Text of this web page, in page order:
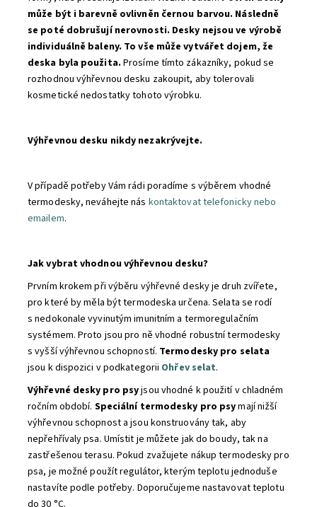
může být i barevně ovlivněn černou barvou. Následně
se poté dobrušují nerovnosti. Desky nejsou ve výrobě
individuálně baleny. To vše může vytvářet dojem, že
deska byla použita. Prosíme tímto zákazníky, pokud se
rozhodnou výhřevnou desku zakoupit, aby tolerovali
kosmetické nedostatky tohoto výrobku.
Výhřevnou desku nikdy nezakrývejte.
V případě potřeby Vám rádi poradíme s výběrem vhodné
termodesky, neváhejte nás kontaktovat telefonicky nebo
emailem.
Jak vybrat vhodnou výhřevnou desku?
Prvním krokem při výběru výhřevné desky je druh zvířete,
pro které by měla být termodeska určena. Selata se rodí
s nedokonale vyvinutým imunitním a termoregulačním
systémem. Proto jsou pro ně vhodné robustní termodesky
s vyšší výhřevnou schopností. Termodesky pro selata
jsou k dispozici v podkategorii Ohřev selat.
Výhřevné desky pro psyjsou vhodné k použití v chladném
ročním období. Speciální termodesky pro psymají nižší
výhřevnou schopnost a jsou konstruovány tak, aby
nepřehřívaly psa. Umístit je můžete jak do boudy, tak na
zastřešenou terasu. Pokud zvažujete nákup termodesky pro
psa, je možné použít regulátor, kterým teplotu jednoduše
nastavíte podle potřeby. Doporučujeme nastavovat teplotu
do 30 °C.